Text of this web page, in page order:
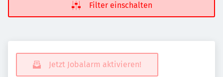
Filter einschalten
Jetzt Jobalarm aktivieren!